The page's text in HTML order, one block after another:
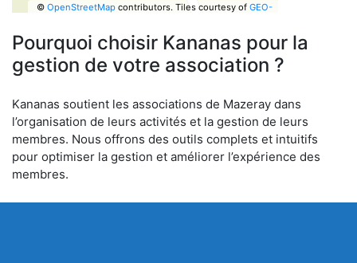
© OpenStreetMapcontributors. Tiles courtesy of GEO-
Pourquoi choisir Kananas pour la
gestion de votre association ?
Kananas soutient les associations de Mazeray dans
l’organisation de leurs activités et la gestion de leurs
membres. Nous offrons des outils complets et intuitifs
pour optimiser la gestion et améliorer l’expérience des
membres.